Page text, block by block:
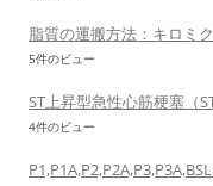
脂質の運搬方法：キロミ
5件のビュー
ST上昇型急性心筋梗塞（
4件のビュー